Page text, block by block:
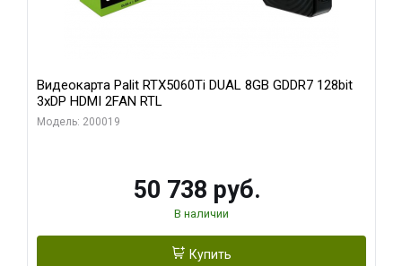
Видеокарта Palit RTX5060Ti DUAL 8GB GDDR7 128bit
3xDP HDMI 2FAN RTL
Модель: 200019
50 738 руб.
В наличии
Купить